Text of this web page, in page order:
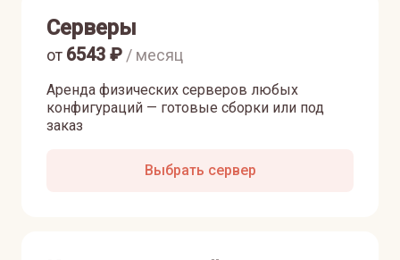
Серверы
Аренда физических серверов любых
конфигураций — готовые сборки или под
заказ
от 6543 ₽ / месяц
Выбрать сервер